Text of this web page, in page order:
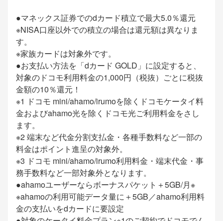
●マネックス証券でのdカード積立で最大5.0％還元
※NISA口座以外での積立の場合は還元額は異なりま
す。
※家族カードは対象外です。
●お支払い方法を「dカード GOLD」に設定すると、
対象のドコモ利用料金の1,000円（税抜）ごとに税抜
金額の10％還元！
※1 ドコモ mini/ahamo/irumoを除くドコモケータイ料
金およびahamo光を除くドコモ光ご利用料金をさし
ます。
※2 端末など代金分割支払金・各種手数料など一部の
料金はポイント進呈の対象外。
※3 ドコモ mini/ahamo/irumo利用料金・端末代金・事
務手数料など一部対象外となります。
●ahamoユーザーならボーナスパケット＋5GB/月※
※ahamoの利用可能データ量に＋5GB／ahamo利用料
金の支払いをdカードに要設定